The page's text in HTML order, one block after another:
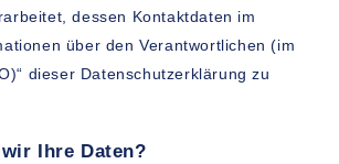
dessen Kontaktdaten im
über den Verantwortlichen (im
dieser Datenschutzerklärung zu
Ihre Daten?